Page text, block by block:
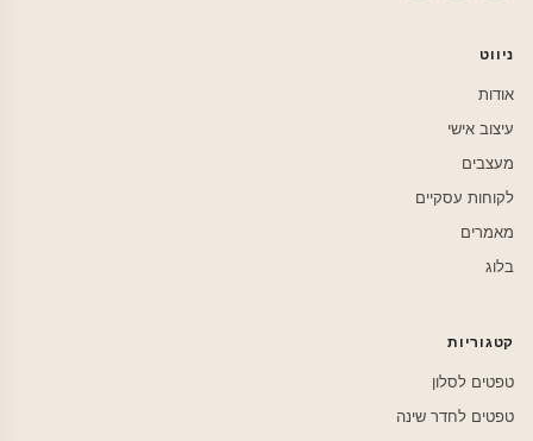
ניווט
אודות
עיצוב אישי
מעצבים
לקוחות עסקיים
מאמרים
בלוג
קטגוריות
טפטים לסלון
טפטים לחדר שינה